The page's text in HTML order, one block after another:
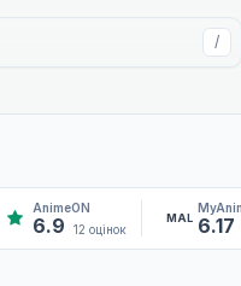
/
AnimeON
6.9 12 оцінок
MAL 6.17